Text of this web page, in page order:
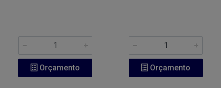
Orçamento Orçamento